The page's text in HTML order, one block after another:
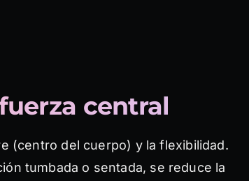
central
(centro del cuerpo) y la flexibilidad.
tumbada o sentada, se reduce la